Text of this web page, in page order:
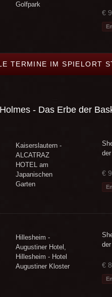
Golfpark
€
TERMINE IM SPIELORT
- Das Erbe der
Kaiserslautern -
ALCATRAZ
HOTEL am
Japanischen
Garten
€
Hillesheim -
Augustiner Hotel
Hillesheim - Hotel
Augustiner Kloster
€